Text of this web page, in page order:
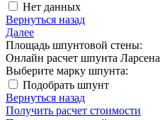
Нет данных
Вернуться назад
Далее
Площадь шпунтовой стены:
Онлайн расчет шпунта Ларсена
Выберите марку шпунта:
Подобрать шпунт
Вернуться назад
Получить расчет стоимости